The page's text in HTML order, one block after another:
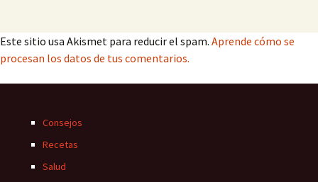
Este sitio usa Akismet para reducir el spam. Aprende cómo se
procesan los datos de tus comentarios.
Consejos
Recetas
Salud